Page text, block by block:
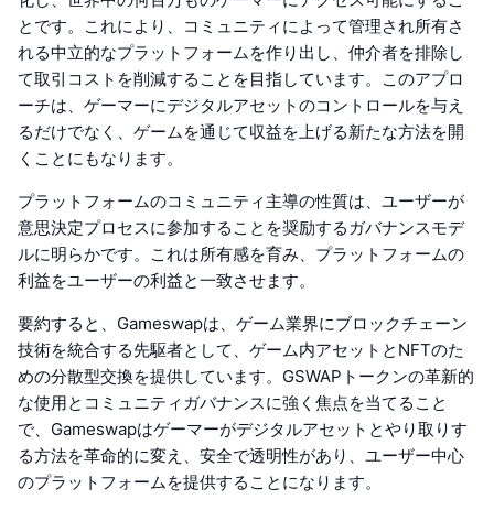
とです。これにより、コミュニティによって管理され所有さ
れる中立的なプラットフォームを作り出し、仲介者を排除し
て取引コストを削減することを目指しています。このアプロ
ーチは、ゲーマーにデジタルアセットのコントロールを与え
るだけでなく、ゲームを通じて収益を上げる新たな方法を開
くことにもなります。
プラットフォームのコミュニティ主導の性質は、ユーザーが
意思決定プロセスに参加することを奨励するガバナンスモデ
ルに明らかです。これは所有感を育み、プラットフォームの
利益をユーザーの利益と一致させます。
要約すると、Gameswapは、ゲーム業界にブロックチェーン
技術を統合する先駆者として、ゲーム内アセットとNFTのた
めの分散型交換を提供しています。GSWAPトークンの革新的
な使用とコミュニティガバナンスに強く焦点を当てること
で、Gameswapはゲーマーがデジタルアセットとやり取りす
る方法を革命的に変え、安全で透明性があり、ユーザー中心
のプラットフォームを提供することになります。